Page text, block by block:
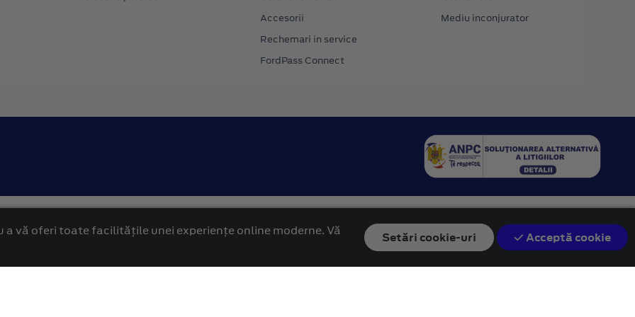
Accesorii
Rechemari in service
FordPass Connect
Mediu inconjurator
vă oferi toate facilitățile unei experiențe online moderne. Vă
Setări cookie-uri Acceptă cookie